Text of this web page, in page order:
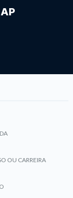
OU CARREIRA